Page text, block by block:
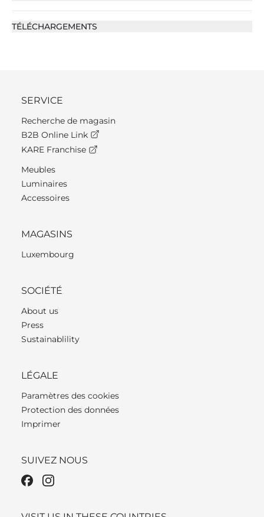
TÉLÉCHARGEMENTS
SERVICE
Recherche de magasin
B2B Online Link
KARE Franchise
Meubles
Luminaires
Accessoires
MAGASINS
Luxembourg
SOCIÉTÉ
About us
Press
Sustainablility
LÉGALE
Paramètres des cookies
Protection des données
Imprimer
SUIVEZ NOUS